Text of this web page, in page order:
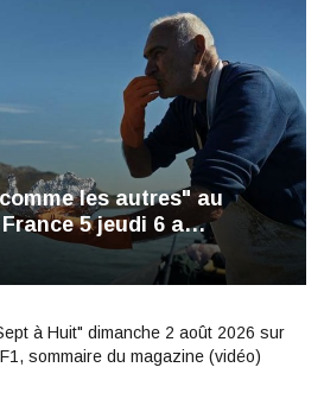
les autres" au
5 jeudi 6 a…
à Huit" dimanche 2 août 2026 sur
sommaire du magazine (vidéo)